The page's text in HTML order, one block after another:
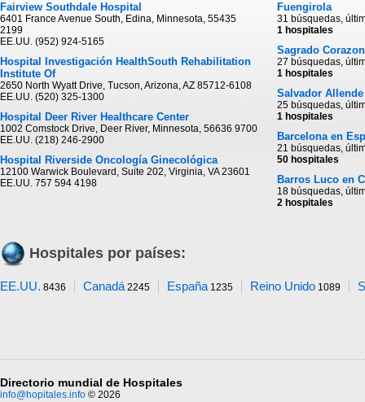
Fairview Southdale Hospital
6401 France Avenue South, Edina, Minnesota, 55435
2199
EE.UU. (952) 924-5165
Hospital Investigación HealthSouth Rehabilitation
Institute Of
2650 North Wyatt Drive, Tucson, Arizona, AZ 85712-6108
EE.UU. (520) 325-1300
Hospital Deer River Healthcare Center
1002 Comstock Drive, Deer River, Minnesota, 56636 9700
EE.UU. (218) 246-2900
Hospital Riverside Oncología Ginecológica
12100 Warwick Boulevard, Suite 202, Virginia, VA 23601
EE.UU. 757 594 4198
Fuengirola
31 búsquedas,
1 hospitales
Sagrado
27 búsquedas,
1 hospitales
Salvador
25 búsquedas,
1 hospitales
Barcelona en
21 búsquedas,
50 hospitales
Barros Luco en
18 búsquedas,
2 hospitales
Hospitales por países:
EE.UU. 8436 Canadá2245 España1235 Reino Unido 1089
Directorio mundial de Hospitales
info@hopitales.info © 2026